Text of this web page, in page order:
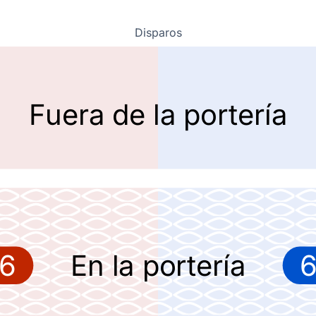
Disparos
Fuera de la portería
En la portería